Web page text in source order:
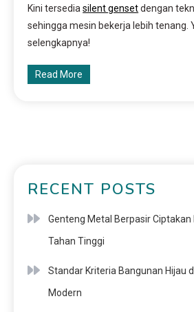
Kini tersediasilent gensetdengan
sehingga mesin bekerja lebih tenang.
selengkapnya!
Read More
RECENT POSTS
Genteng Metal Berpasir
Tahan Tinggi
Standar Kriteria Bangunan Hijau
Modern